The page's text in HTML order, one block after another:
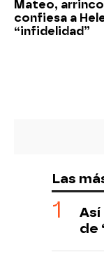
Mateo,
confiesa a
“infidelidad”
Las
Así
de